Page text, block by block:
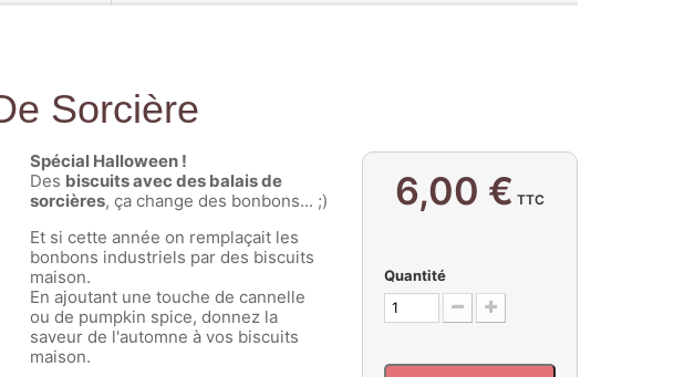
Sorcière
Spécial Halloween !
Des biscuits avec des balais de
sorcières, ça change des bonbons... ;)
Et si cette année on remplaçait les
bonbons industriels par des biscuits
maison.
En ajoutant une touche de cannelle
ou de pumpkin spice, donnez la
saveur de l'automne à vos biscuits
maison.
6,00 € TTC
Quantité